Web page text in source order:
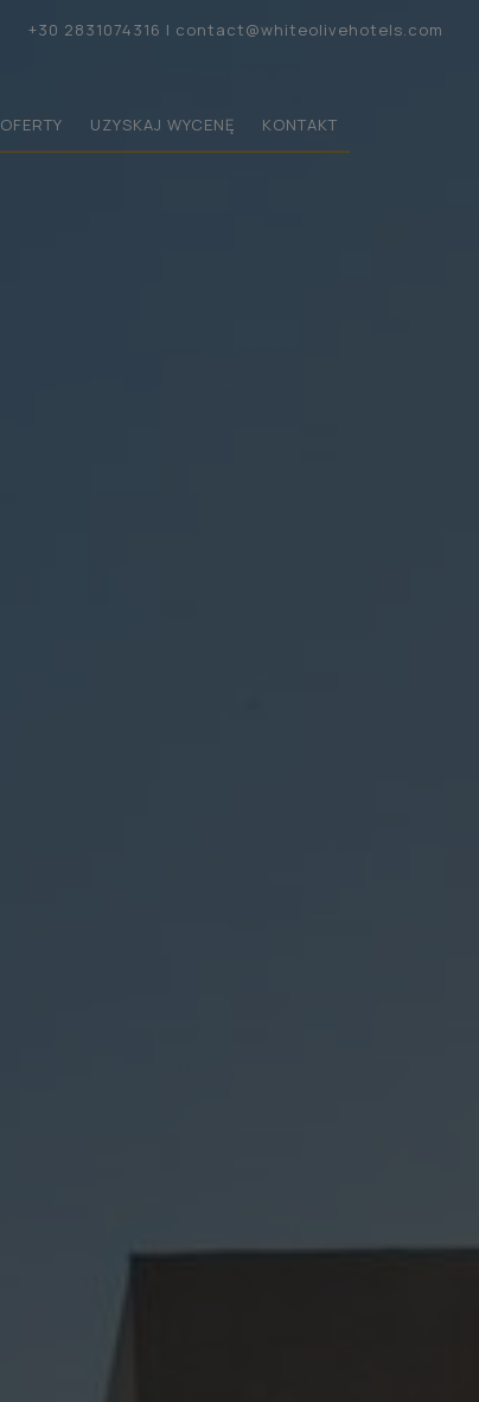
+30 2831074316 | contact@whiteolivehotels.com
OFERTY UZYSKAJ WYCENĘ KONTAKT